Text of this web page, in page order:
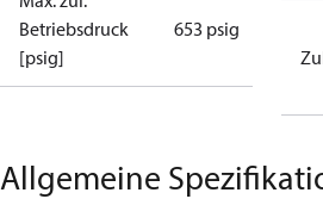
Betriebsdruck
[psig]
653 psig
Allgemeine